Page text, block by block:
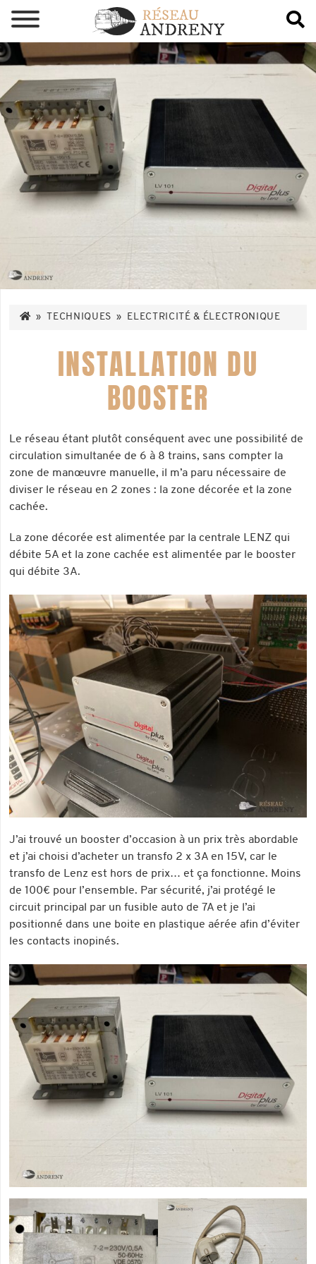
» TECHNIQUES » ELECTRICITÉ & ÉLECTRONIQUE
INSTALLATION DU
BOOSTER
Le réseau étant plutôt conséquent avec une possibilité de
circulation simultanée de 6 à 8 trains, sans compter la
zone de manœuvre manuelle, il m’a paru nécessaire de
diviser le réseau en 2 zones : la zone décorée et la zone
cachée.
La zone décorée est alimentée par la centrale LENZ qui
débite 5A et la zone cachée est alimentée par le booster
qui débite 3A.
J’ai trouvé un booster d’occasion à un prix très abordable
et j’ai choisi d’acheter un transfo 2 x 3A en 15V, car le
transfo de Lenz est hors de prix… et ça fonctionne. Moins
de 100€ pour l’ensemble. Par sécurité, j’ai protégé le
circuit principal par un fusible auto de 7A et je l’ai
positionné dans une boite en plastique aérée afin d’éviter
les contacts inopinés.